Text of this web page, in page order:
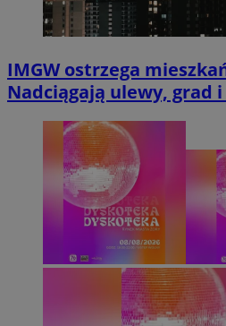
IMGW ostrzega
Nadciągają ulewy, grad